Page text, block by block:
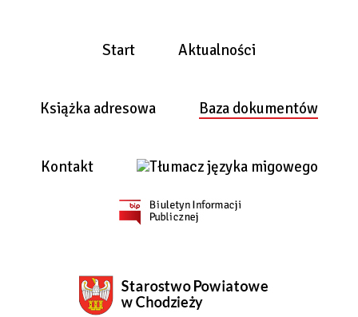
Start Aktualności
Książka adresowa Baza dokumentów
Kontakt